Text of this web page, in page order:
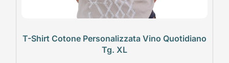
T-Shirt Cotone Personalizzata Vino Quotidiano
Tg. XL